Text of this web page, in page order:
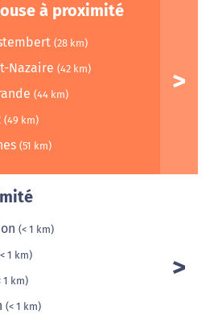
à proximité
(28 km)
Nazaire (42 km)
(44 km)
(49 km)
(51 km)
(< 1 km)
1 km)
1 km)
(< 1 km)